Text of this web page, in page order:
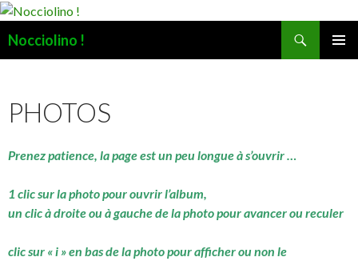
Nocciolino !
PHOTOS
Prenez patience, la page est un peu longue à s’ouvrir …
1 clic sur la photo pour ouvrir l’album,
un clic à droite ou à gauche de la photo pour avancer ou reculer
clic sur « i » en bas de la photo pour afficher ou non le